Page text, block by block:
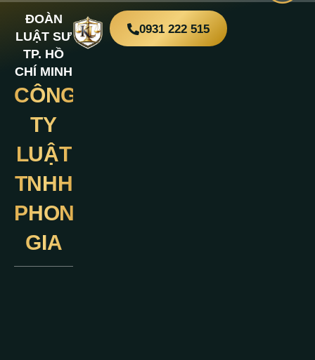
ĐOÀN
LUẬT SƯ
TP. HỒ
CHÍ MINH
CÔNG
TY
LUẬT
TNHH
PHONG
GIA
0931 222 515